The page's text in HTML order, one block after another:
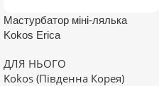
Мастурбатор міні-лялька
Kokos Erica
ДЛЯ НЬОГО
Kokos (Південна Корея)